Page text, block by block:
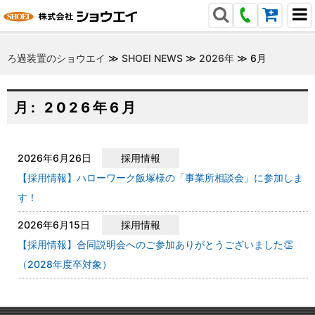
ろ過装置のショウエイ ≫ SHOEI NEWS ≫ 2026年 ≫ 6月
月: 2026年6月
2026年6月26日
採用情報
【採用情報】ハローワーク飯塚様の「事業所相談会」に参加しま
す！
2026年6月15日
採用情報
【採用情報】合同説明会へのご参加ありがとうございました👏
（2028年度卒対象）